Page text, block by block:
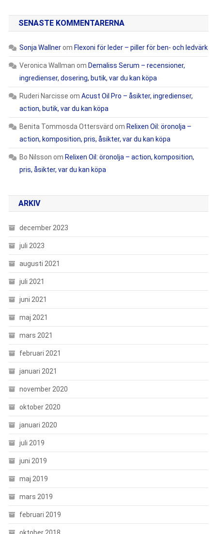
SENASTE KOMMENTARERNA
Sonja Wallnerom Flexoni för leder – piller för ben- och ledvärk
Veronica Wallman om Demaliss Serum – recensioner,
ingredienser, dosering, butik, var du kan köpa
Ruderi Narcisse om Acust Oil Pro – åsikter, ingredienser,
action, butik, var du kan köpa
Benita Tommosda Ottersvärd om Relixen Oil: öronolja –
action, komposition, pris, åsikter, var du kan köpa
Bo Nilsson om Relixen Oil: öronolja – action, komposition,
pris, åsikter, var du kan köpa
ARKIV
december 2023
juli 2023
augusti 2021
juli 2021
juni 2021
maj 2021
mars 2021
februari 2021
januari 2021
november 2020
oktober 2020
januari 2020
juli 2019
juni 2019
maj 2019
mars 2019
februari 2019